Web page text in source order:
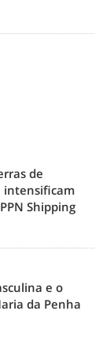
de
intensificam
Shipping
e o
da Penha